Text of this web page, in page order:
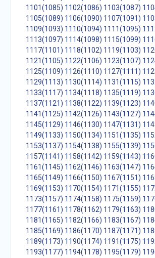
1101(1085) 1102(1086) 1103(1087)
1105(1089) 1106(1090) 1107(1091)
1109(1093) 1110(1094) 1111(1095)
1113(1097) 1114(1098) 1115(1099)
1117(1101) 1118(1102) 1119(1103)
1121(1105) 1122(1106) 1123(1107)
1125(1109) 1126(1110) 1127(1111)
1129(1113) 1130(1114) 1131(1115)
1133(1117) 1134(1118) 1135(1119)
1137(1121) 1138(1122) 1139(1123)
1141(1125) 1142(1126) 1143(1127)
1145(1129) 1146(1130) 1147(1131)
1149(1133) 1150(1134) 1151(1135)
1153(1137) 1154(1138) 1155(1139)
1157(1141) 1158(1142) 1159(1143)
1161(1145) 1162(1146) 1163(1147)
1165(1149) 1166(1150) 1167(1151)
1169(1153) 1170(1154) 1171(1155)
1173(1157) 1174(1158) 1175(1159)
1177(1161) 1178(1162) 1179(1163)
1181(1165) 1182(1166) 1183(1167)
1185(1169) 1186(1170) 1187(1171)
1189(1173) 1190(1174) 1191(1175)
1193(1177) 1194(1178) 1195(1179)